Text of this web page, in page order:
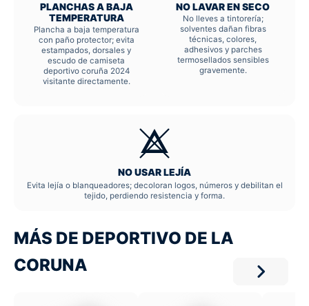
PLANCHAS A BAJA
TEMPERATURA
Plancha a baja temperatura
con paño protector; evita
estampados, dorsales y
escudo de camiseta
deportivo coruña 2024
visitante directamente.
NO LAVAR EN SECO
No lleves a tintorería;
solventes dañan fibras
técnicas, colores,
adhesivos y parches
termosellados sensibles
gravemente.
NO USAR LEJÍA
Evita lejía o blanqueadores; decoloran logos, números y debilitan el
tejido, perdiendo resistencia y forma.
MÁS DE DEPORTIVO DE LA
CORUNA